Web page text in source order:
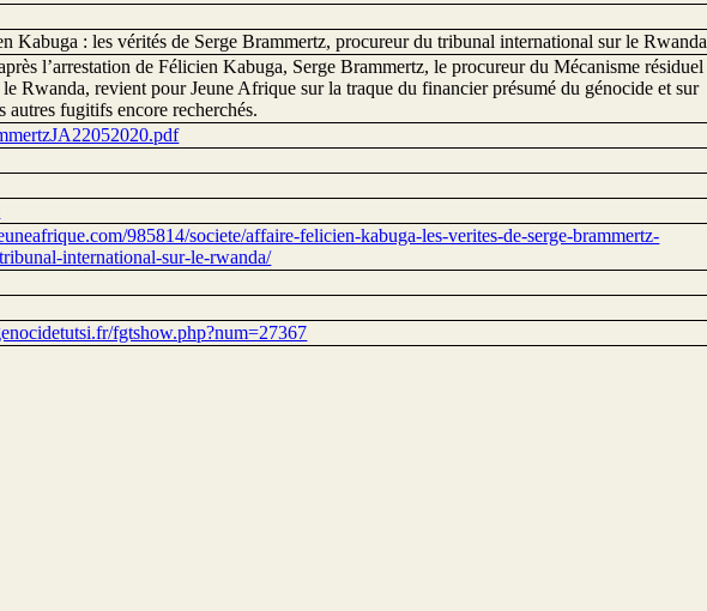
Kabuga : les vérités de Serge Brammertz, procureur du tribunal international sur le Rwanda
l’arrestation de Félicien Kabuga, Serge Brammertz, le procureur du Mécanisme résiduel
Rwanda, revient pour Jeune Afrique sur la traque du financier présumé du génocide et sur
autres fugitifs encore recherchés.
985814/societe/affaire-felicien-kabuga-les-verites-de-serge-brammertz-
international-sur-le-rwanda/
fgtshow.php?num=27367